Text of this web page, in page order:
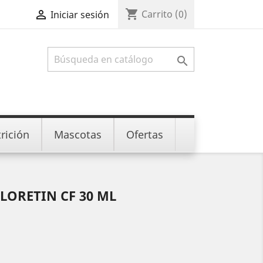
 Iniciar sesión shopping_cart Carrito (0)

Mascotas Ofertas
CF 30 ML